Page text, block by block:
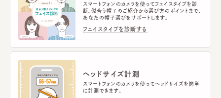
スマートフォンのカメラを使ってフェイスタイプを診
断。似合う帽子のご紹介から選び方のポイントまで、
あなたの帽子選びをサポートします。
フェイスタイプを診断する
ヘッドサイズ計測
スマートフォンのカメラを使ってヘッドサイズを簡単
に計測できます。